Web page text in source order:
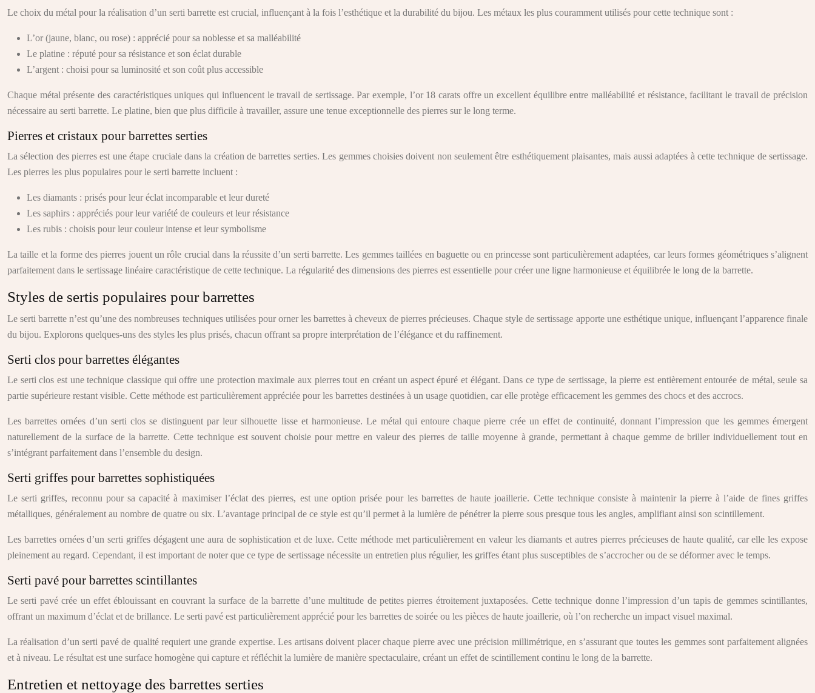
Le choix du métal pour la réalisation d’un serti barrette est crucial, influençant à la fois l’esthétique et la durabilité du bijou. Les métaux les plus couramment utilisés pour cette technique sont :
L’or (jaune, blanc, ou rose) : apprécié pour sa noblesse et sa malléabilité
Le platine : réputé pour sa résistance et son éclat durable
L’argent : choisi pour sa luminosité et son coût plus accessible
Chaque métal présente des caractéristiques uniques qui influencent le travail de sertissage. Par exemple, l’or 18 carats offre un excellent équilibre entre malléabilité et résistance, facilitant le travail de précision
nécessaire au serti barrette. Le platine, bien que plus difficile à travailler, assure une tenue exceptionnelle des pierres sur le long terme.
Pierres et cristaux pour barrettes serties
La sélection des pierres est une étape cruciale dans la création de barrettes serties. Les gemmes choisies doivent non seulement être esthétiquement plaisantes, mais aussi adaptées à cette technique de sertissage.
Les pierres les plus populaires pour le serti barrette incluent :
Les diamants : prisés pour leur éclat incomparable et leur dureté
Les saphirs : appréciés pour leur variété de couleurs et leur résistance
Les rubis : choisis pour leur couleur intense et leur symbolisme
La taille et la forme des pierres jouent un rôle crucial dans la réussite d’un serti barrette. Les gemmes taillées en baguette ou en princesse sont particulièrement adaptées, car leurs formes géométriques s’alignent
parfaitement dans le sertissage linéaire caractéristique de cette technique. La régularité des dimensions des pierres est essentielle pour créer une ligne harmonieuse et équilibrée le long de la barrette.
Styles de sertis populaires pour barrettes
Le serti barrette n’est qu’une des nombreuses techniques utilisées pour orner les barrettes à cheveux de pierres précieuses. Chaque style de sertissage apporte une esthétique unique, influençant l’apparence finale
du bijou. Explorons quelques-uns des styles les plus prisés, chacun offrant sa propre interprétation de l’élégance et du raffinement.
Serti clos pour barrettes élégantes
Le serti clos est une technique classique qui offre une protection maximale aux pierres tout en créant un aspect épuré et élégant. Dans ce type de sertissage, la pierre est entièrement entourée de métal, seule sa
partie supérieure restant visible. Cette méthode est particulièrement appréciée pour les barrettes destinées à un usage quotidien, car elle protège efficacement les gemmes des chocs et des accrocs.
Les barrettes ornées d’un serti clos se distinguent par leur silhouette lisse et harmonieuse. Le métal qui entoure chaque pierre crée un effet de continuité, donnant l’impression que les gemmes émergent
naturellement de la surface de la barrette. Cette technique est souvent choisie pour mettre en valeur des pierres de taille moyenne à grande, permettant à chaque gemme de briller individuellement tout en
s’intégrant parfaitement dans l’ensemble du design.
Serti griffes pour barrettes sophistiquées
Le serti griffes, reconnu pour sa capacité à maximiser l’éclat des pierres, est une option prisée pour les barrettes de haute joaillerie. Cette technique consiste à maintenir la pierre à l’aide de fines griffes
métalliques, généralement au nombre de quatre ou six. L’avantage principal de ce style est qu’il permet à la lumière de pénétrer la pierre sous presque tous les angles, amplifiant ainsi son scintillement.
Les barrettes ornées d’un serti griffes dégagent une aura de sophistication et de luxe. Cette méthode met particulièrement en valeur les diamants et autres pierres précieuses de haute qualité, car elle les expose
pleinement au regard. Cependant, il est important de noter que ce type de sertissage nécessite un entretien plus régulier, les griffes étant plus susceptibles de s’accrocher ou de se déformer avec le temps.
Serti pavé pour barrettes scintillantes
Le serti pavé crée un effet éblouissant en couvrant la surface de la barrette d’une multitude de petites pierres étroitement juxtaposées. Cette technique donne l’impression d’un tapis de gemmes scintillantes,
offrant un maximum d’éclat et de brillance. Le serti pavé est particulièrement apprécié pour les barrettes de soirée ou les pièces de haute joaillerie, où l’on recherche un impact visuel maximal.
La réalisation d’un serti pavé de qualité requiert une grande expertise. Les artisans doivent placer chaque pierre avec une précision millimétrique, en s’assurant que toutes les gemmes sont parfaitement alignées
et à niveau. Le résultat est une surface homogène qui capture et réfléchit la lumière de manière spectaculaire, créant un effet de scintillement continu le long de la barrette.
Entretien et nettoyage des barrettes serties